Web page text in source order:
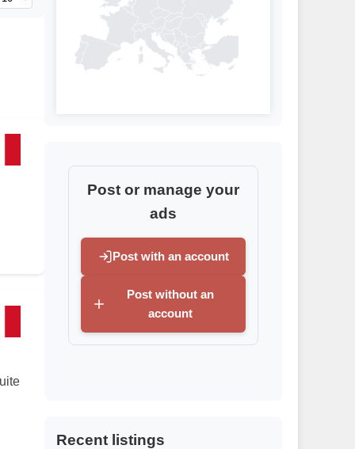
Post or manage your
ads
Post with an account
Post without an
account
Recent listings